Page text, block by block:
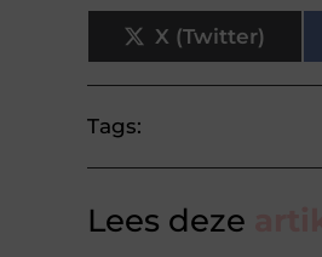
X (Twitter)
Tags:
Lees deze